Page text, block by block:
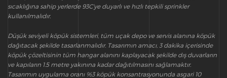
sıcaklığına sahip yerlerde 93C’ye duyarlı ve hızlı tepkili sprinkler
kullanılmalıdır.
Düşük seviyeli köpük sistemleri, tüm uçak depo ve servis alanına köpük
dağıtacak şekilde tasarlanmalıdır. Tasarımın amacı, 3 dakika içerisinde
köpük çözeltisinin tüm hangar alanını kaplayacak şekilde dış duvarların
ve kapıların 1.5 metre yakınına kadar dağıtılmasını sağlamaktır.
Tasarımın uygulama oranı %3 köpük konsantrasyonunda asgari 10